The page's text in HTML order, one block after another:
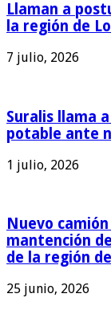
Llaman a
la región de
7 julio, 2026
Suralis llama
potable ante
1 julio, 2026
Nuevo
mantención
de la región
25 junio, 2026